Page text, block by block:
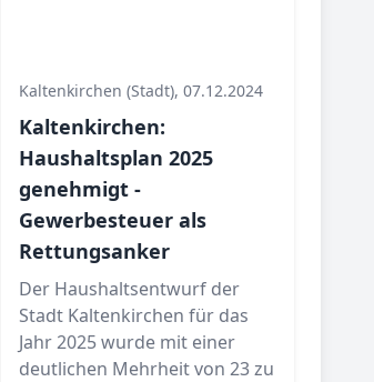
Kaltenkirchen (Stadt), 07.12.2024
Kaltenkirchen:
Haushaltsplan 2025
genehmigt -
Gewerbesteuer als
Rettungsanker
Der Haushaltsentwurf der
Stadt Kaltenkirchen für das
Jahr 2025 wurde mit einer
deutlichen Mehrheit von 23 zu